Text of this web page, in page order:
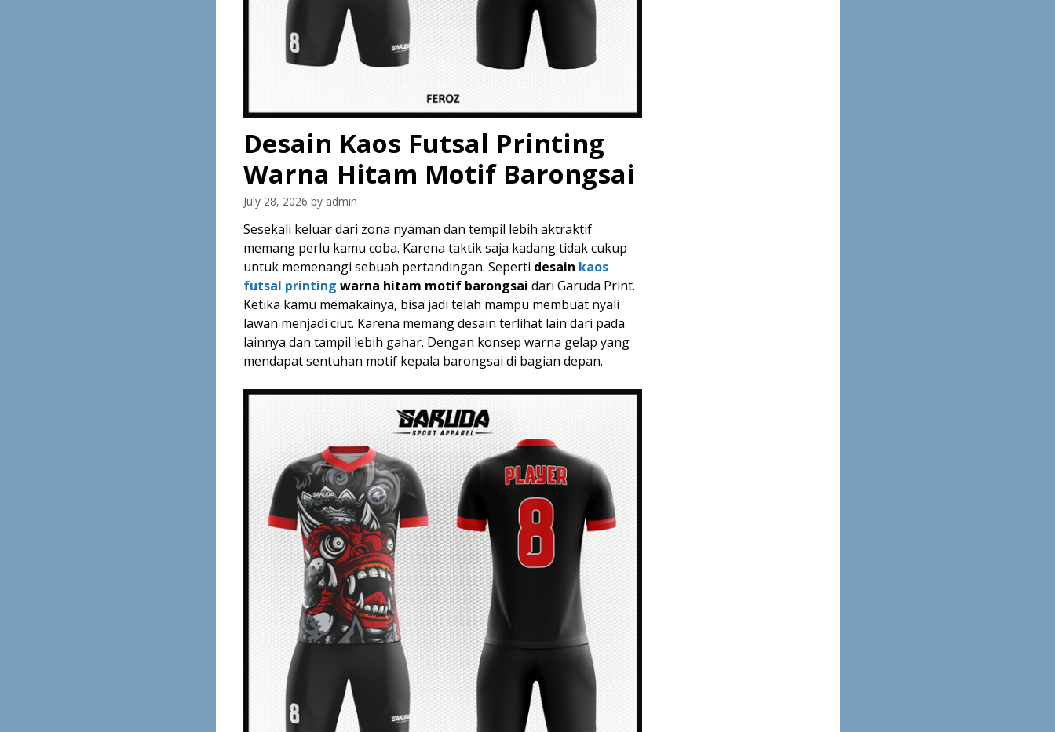
Desain Kaos Futsal Printing
Warna Hitam Motif Barongsai
July 28, 2026 by admin
Sesekali keluar dari zona nyaman dan tempil lebih aktraktif
memang perlu kamu coba. Karena taktik saja kadang tidak cukup
untuk memenangi sebuah pertandingan. Seperti desain kaos
futsal printing warna hitam motif barongsai dari Garuda Print.
Ketika kamu memakainya, bisa jadi telah mampu membuat nyali
lawan menjadi ciut. Karena memang desain terlihat lain dari pada
lainnya dan tampil lebih gahar. Dengan konsep warna gelap yang
mendapat sentuhan motif kepala barongsai di bagian depan.